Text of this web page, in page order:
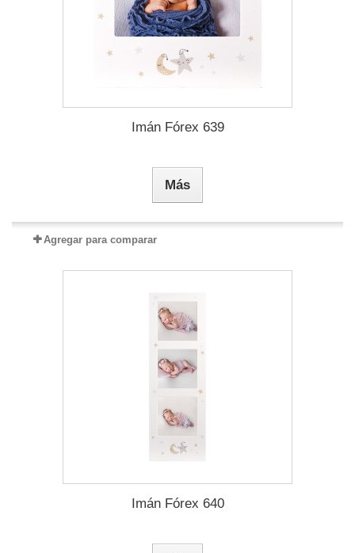
Imán Fórex 639
Más
Agregar para comparar
Imán Fórex 640